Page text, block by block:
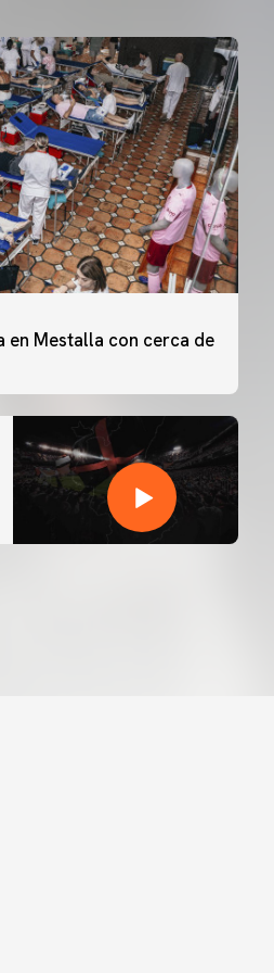
en Mestalla con cerca de